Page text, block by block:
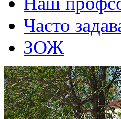
Часто
ЗОЖ